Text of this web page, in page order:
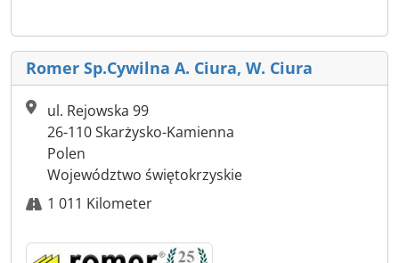
Romer Sp.Cywilna A. Ciura, W. Ciura
ul. Rejowska 99
26-110 Skarżysko-Kamienna
Polen
Województwo świętokrzyskie
1 011 Kilometer